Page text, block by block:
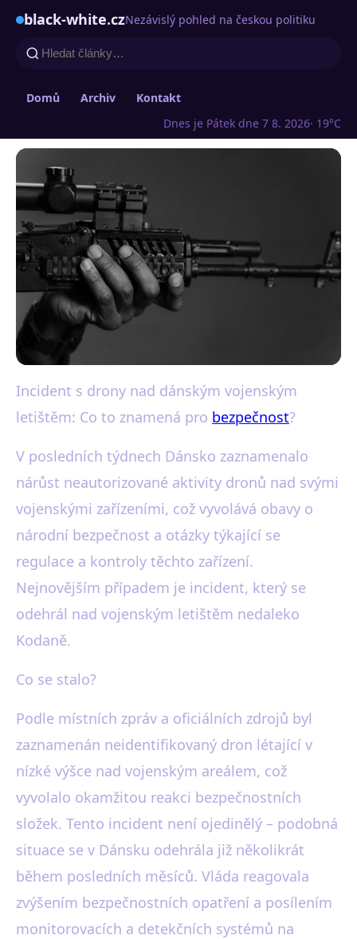
black-white.czNezávislý pohled na českou politiku
Domů Archiv
Kontakt
Dnes je Pátek dne 7 8. 2026· 19°C
black-white.cz
Drony nad dánskými
vojenskými základnami:
Hrozba pro bezpečnost?
28. 9. 2025 · 4 min čtení · Autor: Karel Černý
Incident s drony nad dánským vojenským
letištěm: Co to znamená pro bezpečnost?
V posledních týdnech Dánsko zaznamenalo
nárůst neautorizované aktivity dronů nad svými
vojenskými zařízeními, což vyvolává obavy o
národní bezpečnost a otázky týkající se
regulace a kontroly těchto zařízení.
Nejnovějším případem je incident, který se
odehrál nad vojenským letištěm nedaleko
Kodaně.
Co se stalo?
Podle místních zpráv a oficiálních zdrojů byl
zaznamenán neidentifikovaný dron létající v
nízké výšce nad vojenským areálem, což
vyvolalo okamžitou reakci bezpečnostních
složek. Tento incident není ojedinělý – podobná
situace se v Dánsku odehrála již několikrát
během posledních měsíců. Vláda reagovala
zvýšením bezpečnostních opatření a posílením
monitorovacích a detekčních systémů na